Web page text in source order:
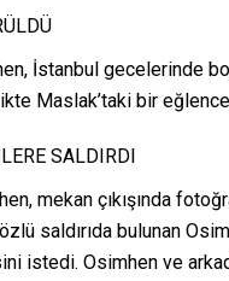
İstanbul
Maslak’taki bir
SALDIRDI
mekan çıkışında
saldırıda bulunan
istedi. Osimhen ve